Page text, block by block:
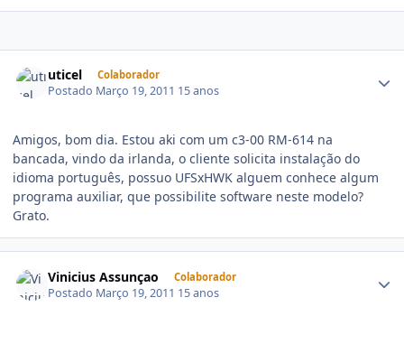
uticel Colaborador
Postado Março 19, 2011 15 anos
Amigos, bom dia. Estou aki com um c3-00 RM-614 na
bancada, vindo da irlanda, o cliente solicita instalação do
idioma português, possuo UFSxHWK alguem conhece algum
programa auxiliar, que possibilite software neste modelo?
Grato.
Vinicius Assunçao Colaborador
Postado Março 19, 2011 15 anos